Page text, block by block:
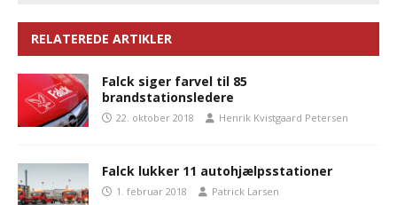
RELATEREDE ARTIKLER
Falck siger farvel til 85
brandstationsledere
22. oktober 2018 Henrik Kvistgaard Petersen
Falck lukker 11 autohjælpsstationer
1. februar 2018 Patrick Larsen